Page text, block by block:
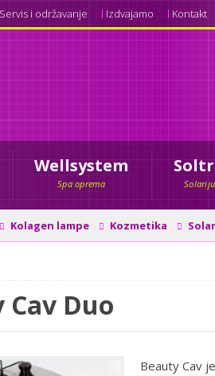
Servis i održavanje Izdvajamo Kontakt
Wellsystem
Spa oprema
Kolagen lampe Kozmetika
Cav Duo
Beauty Cav